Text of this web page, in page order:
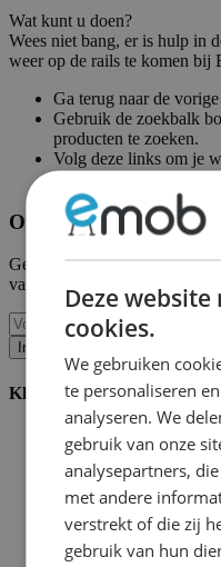
Wat kunt u doen?
Wees niet bang, er is hulp in
weer op de rails te komen bij
Ga terug naar de
Gebruik de zoekbalk
producten te zoeken.
Volg deze links om je
Ontvang onze nieuwe
Geef ons uw e-mail en u
van de laatste gebeurtenissen.
Inschrijven
Klantenservice
Bestellen bij Emob
Betaalmogelijkheden
Verzending en levering
Service en garantie
Annuleren of
Klachten
Montagetips
Deze
cookies.
We gebruiken
te personaliseren
analyseren. We
gebruik van onze
analysepartners,
met andere
verstrekt of die zij
gebruik van hun